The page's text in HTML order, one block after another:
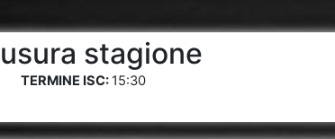
stagione
15:30